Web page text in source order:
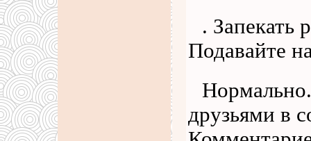
. Запекать
Подавайте
друзьями в